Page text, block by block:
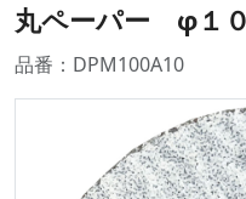
丸ペーパー φ１
品番：DPM100A10